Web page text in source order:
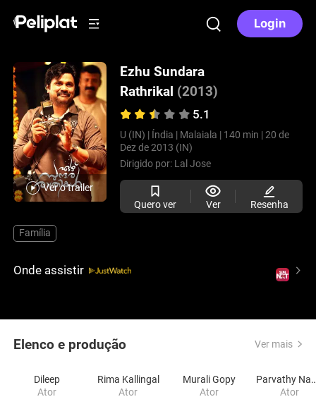
Login
Ver o trailer
Ezhu Sundara
Rathrikal (2013)
5.1
U (IN) | Índia | Malaiala | 140 min | 20 de
Dez de 2013 (IN)
Dirigido por: Lal Jose
Quero ver Ver Resenha
Família
Onde assistir
Elenco e produção Ver mais
Dileep
Ator
Rima Kallingal
Ator
Murali Gopy
Ator
Ator